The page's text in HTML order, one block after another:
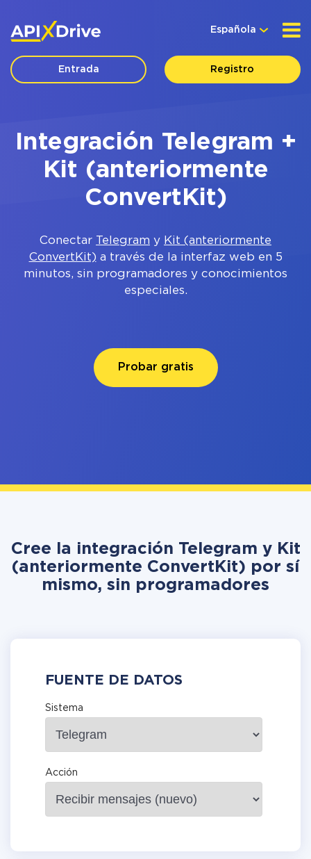
Española
Entrada Registro
Integración Telegram +
Kit (anteriormente
ConvertKit)
Conectar Telegram y Kit (anteriormente
ConvertKit) a través de la interfaz web en 5
minutos, sin programadores y conocimientos
especiales.
Probar gratis
Cree la integración Telegram y Kit
(anteriormente ConvertKit) por sí
mismo, sin programadores
FUENTE DE DATOS
Sistema
Acción